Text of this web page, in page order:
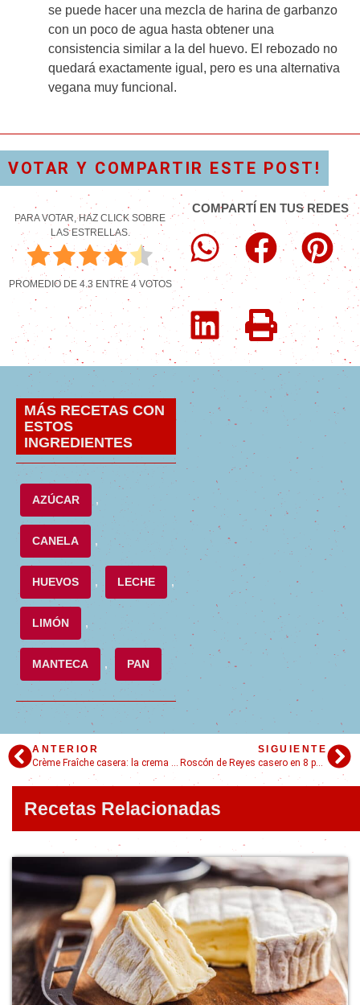
se puede hacer una mezcla de harina de garbanzo
con un poco de agua hasta obtener una
consistencia similar a la del huevo. El rebozado no
quedará exactamente igual, pero es una alternativa
vegana muy funcional.
VOTAR Y COMPARTIR ESTE POST!
PARA VOTAR, HAZ CLICK SOBRE
LAS ESTRELLAS.
PROMEDIO DE 4.3 ENTRE 4VOTOS
COMPARTÍ EN TUS REDES
MÁS RECETAS CON
ESTOS
INGREDIENTES
AZÚCAR ,
CANELA ,
HUEVOS , LECHE ,
LIMÓN ,
MANTECA , PAN
ANTERIOR
Crème Fraîche casera: la crema francesa que mejora cualquier plato
SIGUIENTE
Roscón de Reyes casero en 8 pasos – ¡Siempre sale bien!
Recetas Relacionadas